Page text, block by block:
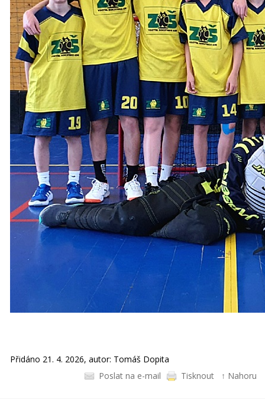
Přidáno 21. 4. 2026, autor: Tomáš Dopita
Poslat na e-mail
Tisknout ↑ Nahoru